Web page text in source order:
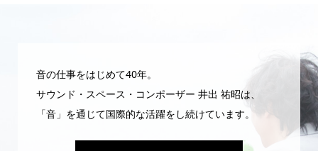
音の仕事をはじめて40年。
サウンド・スペース・コンポーザー 井出 祐昭は、
「音」を通じて国際的な活躍をし続けています。